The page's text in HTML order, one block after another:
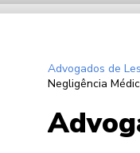
Advogados de
Negligência